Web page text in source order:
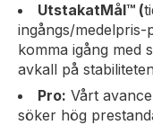
UtstakatMål™ (
ingångs/
komma igång med
avkall på
Pro: Vårt
söker hög